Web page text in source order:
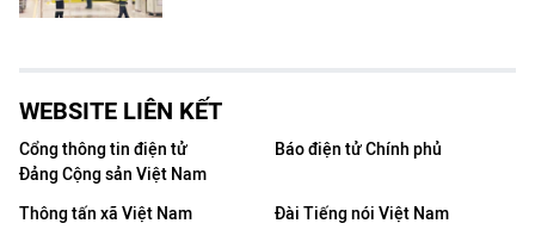
WEBSITE LIÊN KẾT
Cổng thông tin điện tử
Đảng Cộng sản Việt Nam
Báo điện tử Chính phủ
Thông tấn xã Việt Nam
Đài Tiếng nói Việt Nam